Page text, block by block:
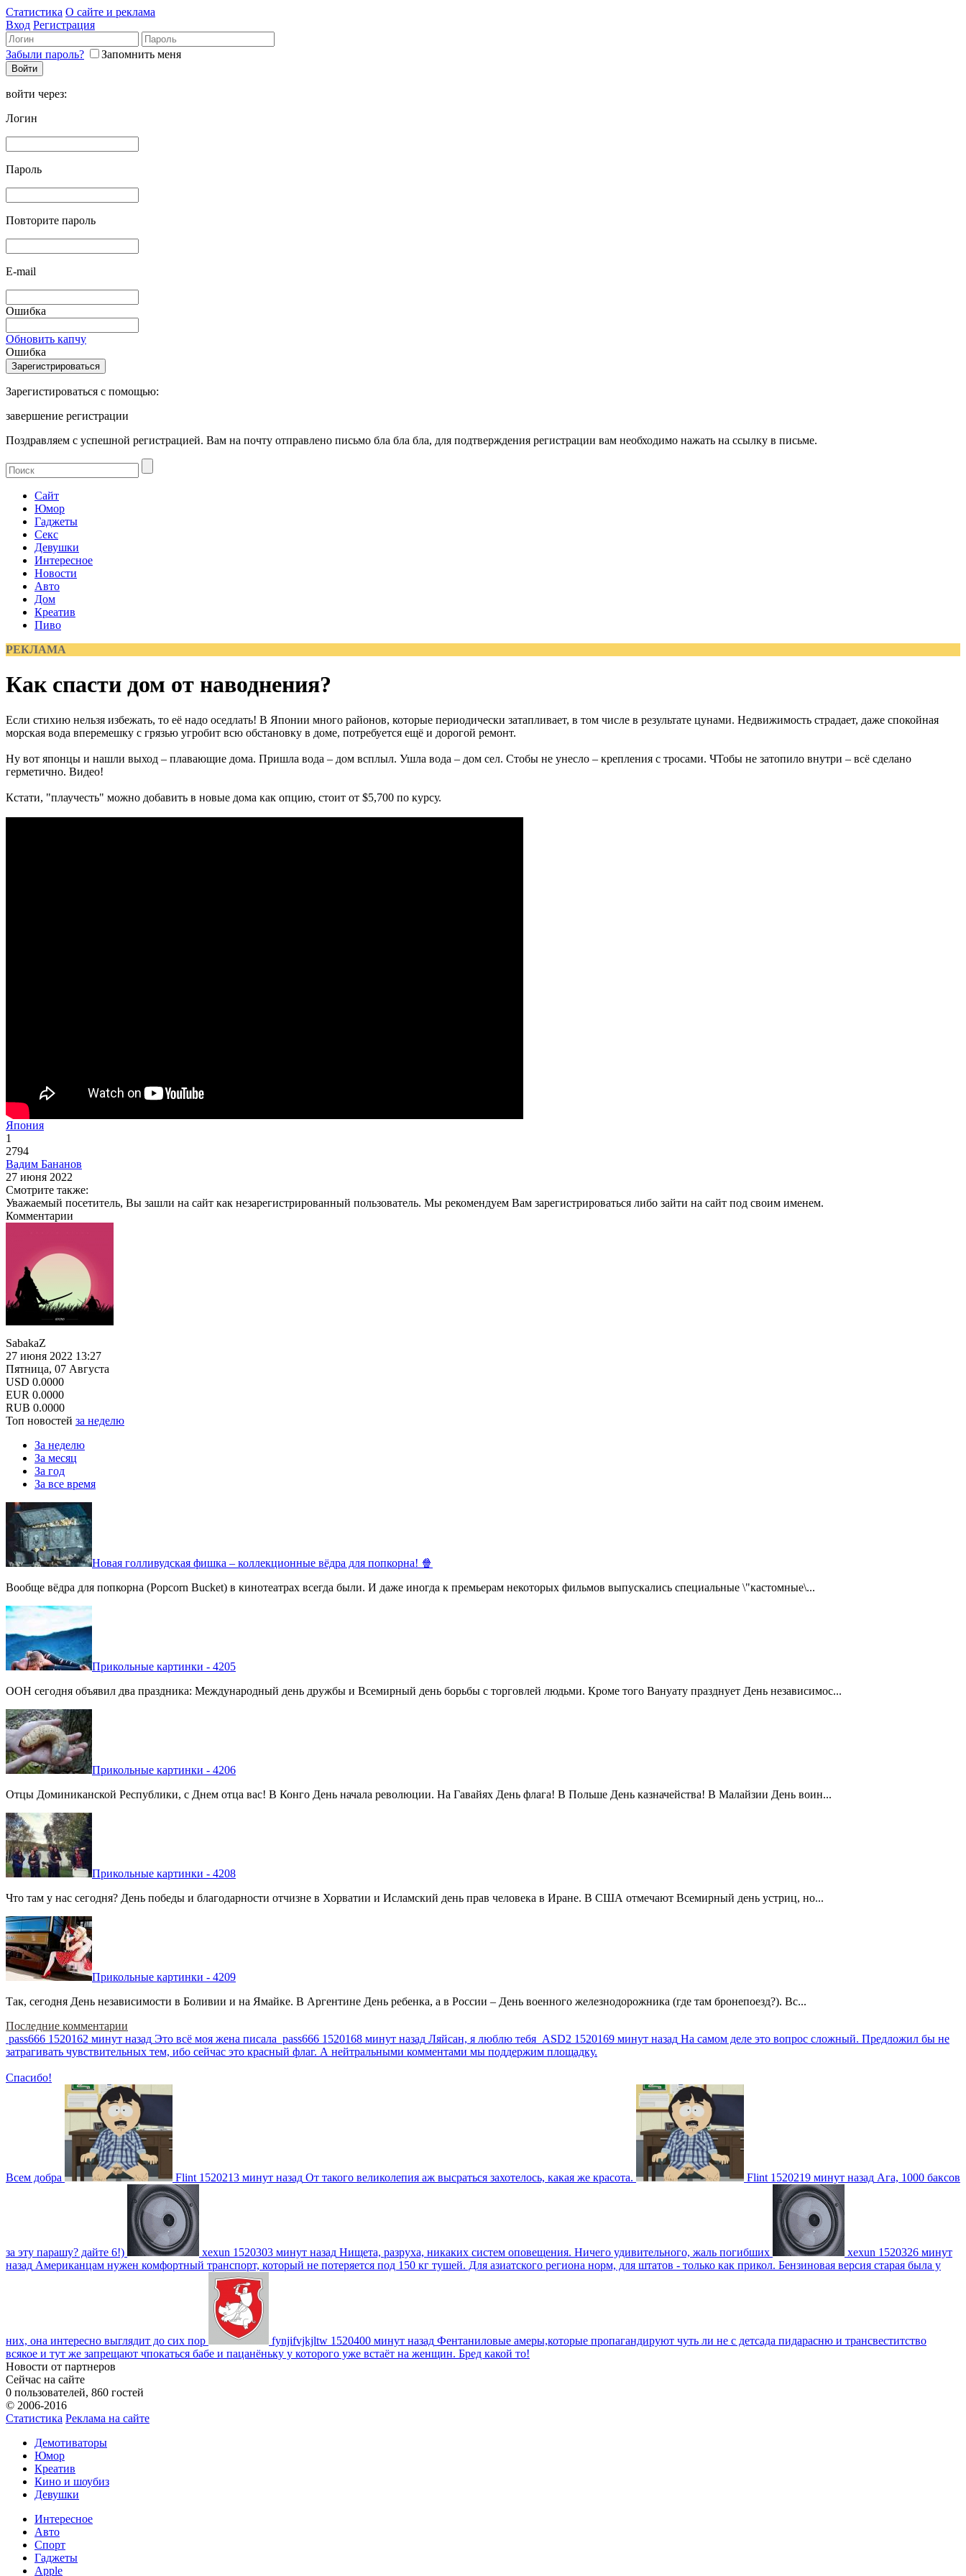
Статистика О сайте и реклама
Вход Регистрация
Забыли пароль? Запомнить меня
войти через:
Логин
Пароль
Повторите пароль
E-mail
Ошибка
Обновить капчу
Ошибка
Зарегистироваться с помощью:
завершение регистрации
Поздравляем с успешной регистрацией. Вам на почту отправлено письмо бла бла бла, для подтверждения регистрации вам необходимо нажать на ссылку в письме.
Сайт
Юмор
Гаджеты
Секс
Девушки
Интересное
Новости
Авто
Дом
Креатив
Пиво
РЕКЛАМА
Как спасти дом от наводнения?
Если стихию нельзя избежать, то её надо оседлать! В Японии много районов, которые периодически затапливает, в том числе в результате цунами. Недвижимость страдает, даже спокойная
морская вода вперемешку с грязью угробит всю обстановку в доме, потребуется ещё и дорогой ремонт.
Ну вот японцы и нашли выход – плавающие дома. Пришла вода – дом всплыл. Ушла вода – дом сел. Стобы не унесло – крепления с тросами. ЧТобы не затопило внутри – всё сделано
герметично. Видео!
Кстати, "плаучесть" можно добавить в новые дома как опцию, стоит от $5,700 по курсу.
Япония
1
2794
Вадим Бананов
27 июня 2022
Смотрите также:
Уважаемый посетитель, Вы зашли на сайт как незарегистрированный пользователь. Мы рекомендуем Вам зарегистрироваться либо зайти на сайт под своим именем.
Комментарии
SabakaZ
27 июня 2022 13:27
Пятница, 07 Августа
USD 0.0000
EUR 0.0000
RUB 0.0000
Топ новостей за неделю
За неделю
За месяц
За год
За все время
Новая голливудская фишка – коллекционные вёдра для попкорна! 🍿
Вообще вёдра для попкорна (Popcorn Bucket) в кинотеатрах всегда были. И даже иногда к премьерам некоторых фильмов выпускались специальные \"кастомные\...
Прикольные картинки - 4205
ООН сегодня объявил два праздника: Международный день дружбы и Всемирный день борьбы с торговлей людьми. Кроме того Вануату празднует День независимос...
Прикольные картинки - 4206
Отцы Доминиканской Республики, с Днем отца вас! В Конго День начала революции. На Гавайях День флага! В Польше День казначейства! В Малайзии День воин...
Прикольные картинки - 4208
Что там у нас сегодня? День победы и благодарности отчизне в Хорватии и Исламский день прав человека в Иране. В США отмечают Всемирный день устриц, но...
Прикольные картинки - 4209
Так, сегодня День независимости в Боливии и на Ямайке. В Аргентине День ребенка, а в России – День военного железнодорожника (где там бронепоезд?). Вс...
Последние комментарии
pass666 1520162 минут назад Это всё моя жена писала pass666 1520168 минут назад Ляйсан, я люблю тебя ASD2 1520169 минут назад На самом деле это вопрос сложный. Предложил бы не
затрагивать чувствительных тем, ибо сейчас это красный флаг. А нейтральными комментами мы поддержим площадку.
Спасибо!
Всем добра Flint 1520213 минут назад От такого великолепия аж высраться захотелось, какая же красота. Flint 1520219 минут назад Ага, 1000 баксов
за эту парашу? дайте 6!) xexun 1520303 минут назад Нищета, разруха, никаких систем оповещения. Ничего удивительного, жаль погибших xexun 1520326 минут
назад Американцам нужен комфортный транспорт, который не потеряется под 150 кг тушей. Для азиатского региона норм, для штатов - только как прикол. Бензиновая версия старая была у
них, она интересно выглядит до сих пор fynjifvjkjltw 1520400 минут назад Фентаниловые амеры,которые пропагандируют чуть ли не с детсада пидарасню и трансвеститство
всякое и тут же запрещают чпокаться бабе и пацанёньку у которого уже встаёт на женщин. Бред какой то!
Новости от партнеров
Сейчас на сайте
0 пользователей, 860 гостей
© 2006-2016
Статистика Реклама на сайте
Демотиваторы
Юмор
Креатив
Кино и шоубиз
Девушки
Интересное
Авто
Спорт
Гаджеты
Apple